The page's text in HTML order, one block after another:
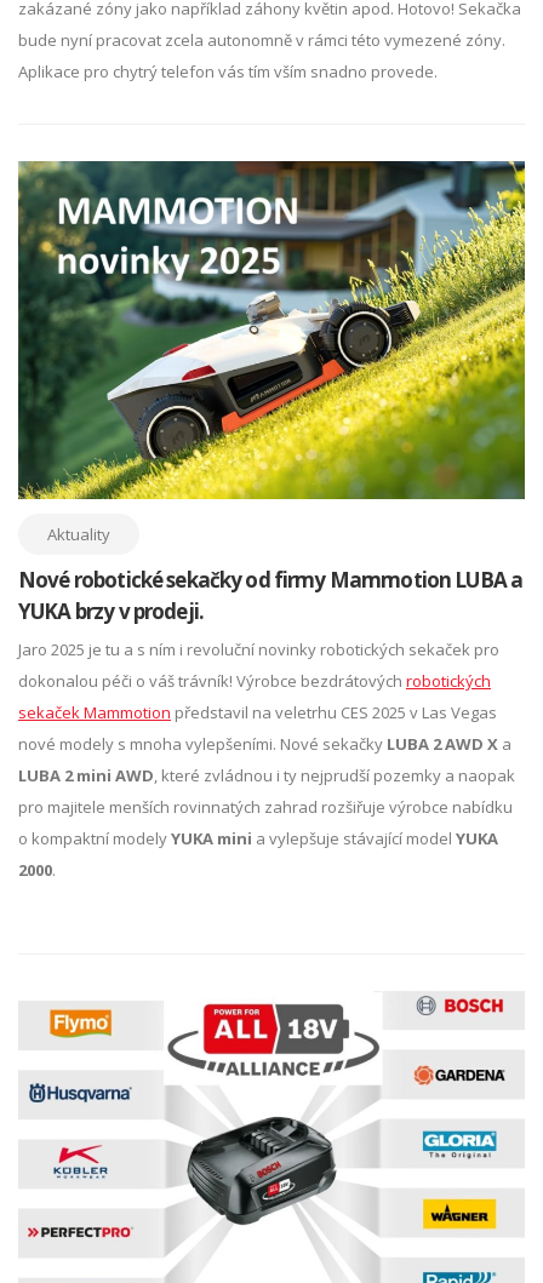
zakázané zóny jako například záhony květin apod. Hotovo! Sekačka
bude nyní pracovat zcela autonomně v rámci této vymezené zóny.
Aplikace pro chytrý telefon vás tím vším snadno provede.
Aktuality
Nové robotické sekačky od firmy Mammotion LUBA a
YUKA brzy v prodeji.
Jaro 2025 je tu a s ním i revoluční novinky robotických sekaček pro
dokonalou péči o váš trávník! Výrobce bezdrátových robotických
sekaček Mammotion představil na veletrhu CES 2025 v Las Vegas
nové modely s mnoha vylepšeními. Nové sekačky LUBA 2 AWD X a
LUBA 2 mini AWD, které zvládnou i ty nejprudší pozemky a naopak
pro majitele menších rovinnatých zahrad rozšiřuje výrobce nabídku
o kompaktní modelyYUKA mini a vylepšuje stávající model YUKA
2000.